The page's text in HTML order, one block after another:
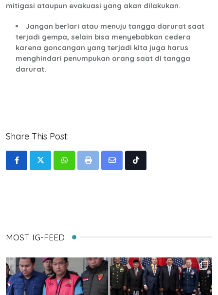
mitigasi ataupun evakuasi yang akan dilakukan.
Jangan berlari atau menuju tangga darurat saat
terjadi gempa, selain bisa menyebabkan cedera
karena goncangan yang terjadi kita juga harus
menghindari penumpukan orang saat di tangga
darurat.
Share This Post:
WhatsappPrint
Share
Tiktok
MOST IG-FEED